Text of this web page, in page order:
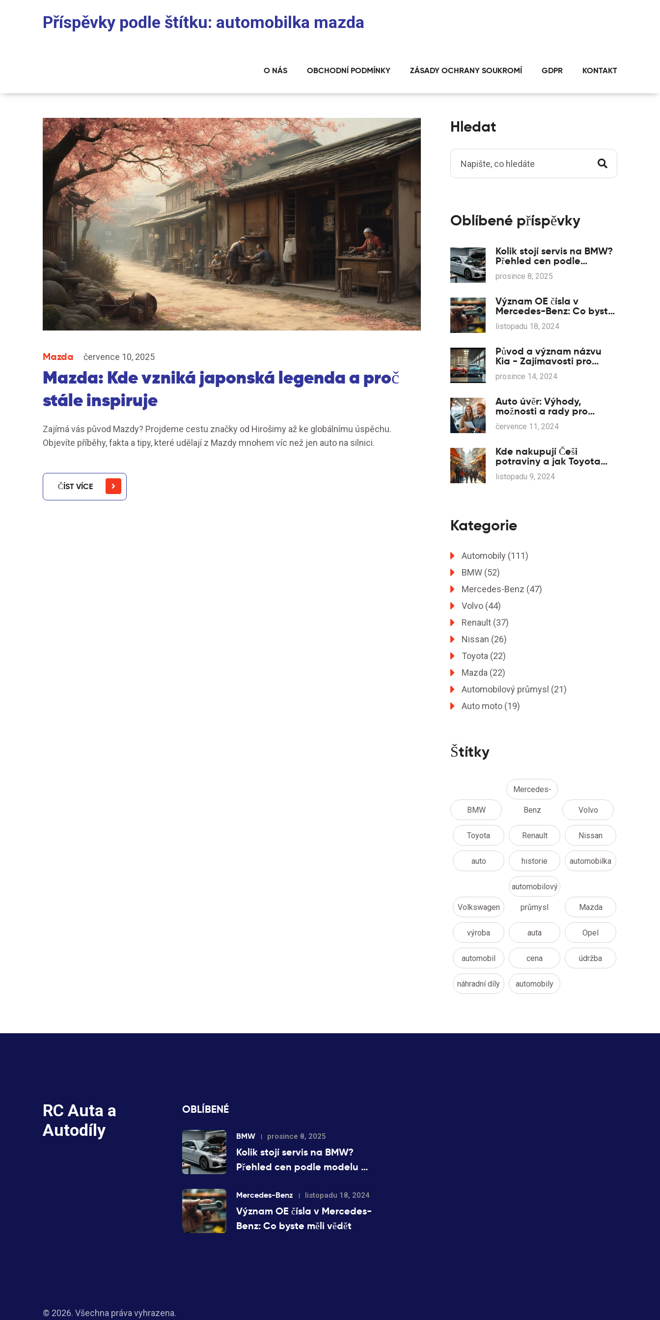
Příspěvky podle štítku: automobilka mazda
O NÁS OBCHODNÍ PODMÍNKY ZÁSADY OCHRANY SOUKROMÍ GDPR KONTAKT
Mazda července 10, 2025
Mazda: Kde vzniká japonská legenda a proč
stále inspiruje
Zajímá vás původ Mazdy? Projdeme cestu značky od Hirošimy až ke globálnímu úspěchu.
Objevíte příběhy, fakta a tipy, které udělají z Mazdy mnohem víc než jen auto na silnici.
ČÍST VÍCE
Hledat
Oblíbené příspěvky
Kolik stojí servis na BMW?
Přehled cen podle
modelu a typu opravy
prosince 8, 2025
Význam OE čísla v
Mercedes-Benz: Co byste
měli vědět
listopadu 18, 2024
Původ a význam názvu
Kia - Zajímavosti pro
fanoušky Opel
prosince 14, 2024
Auto úvěr: Výhody,
možnosti a rady pro
financování vozu Toyota
července 11, 2024
Kde nakupují Češi
potraviny a jak Toyota
ovlivňuje trh
listopadu 9, 2024
Kategorie
Automobily (111)
BMW (52)
Mercedes-Benz (47)
Volvo (44)
Renault (37)
Nissan (26)
Toyota (22)
Mazda (22)
Automobilový průmysl (21)
Auto moto (19)
Štítky
BMW
Mercedes-
Benz Volvo
Toyota Renault Nissan
auto historie automobilka
Volkswagen
automobilový
průmysl Mazda
výroba auta Opel
automobil cena údržba
náhradní díly automobily
RC Auta a
Autodíly
OBLÍBENÉ
BMW prosince 8, 2025
Kolik stojí servis na BMW?
Přehled cen podle modelu a
Mercedes-Benz listopadu 18, 2024
Význam OE čísla v Mercedes-
Benz: Co byste měli vědět
© 2026. Všechna práva vyhrazena.